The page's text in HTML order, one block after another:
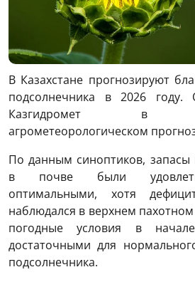
В Казахстане прогнозируют
подсолнечника в 2026
Казгидромет в
агрометеорологическом
По данным синоптиков, запасы
в почве были
оптимальными, хотя
наблюдался в верхнем
погодные условия в
достаточными для
подсолнечника.